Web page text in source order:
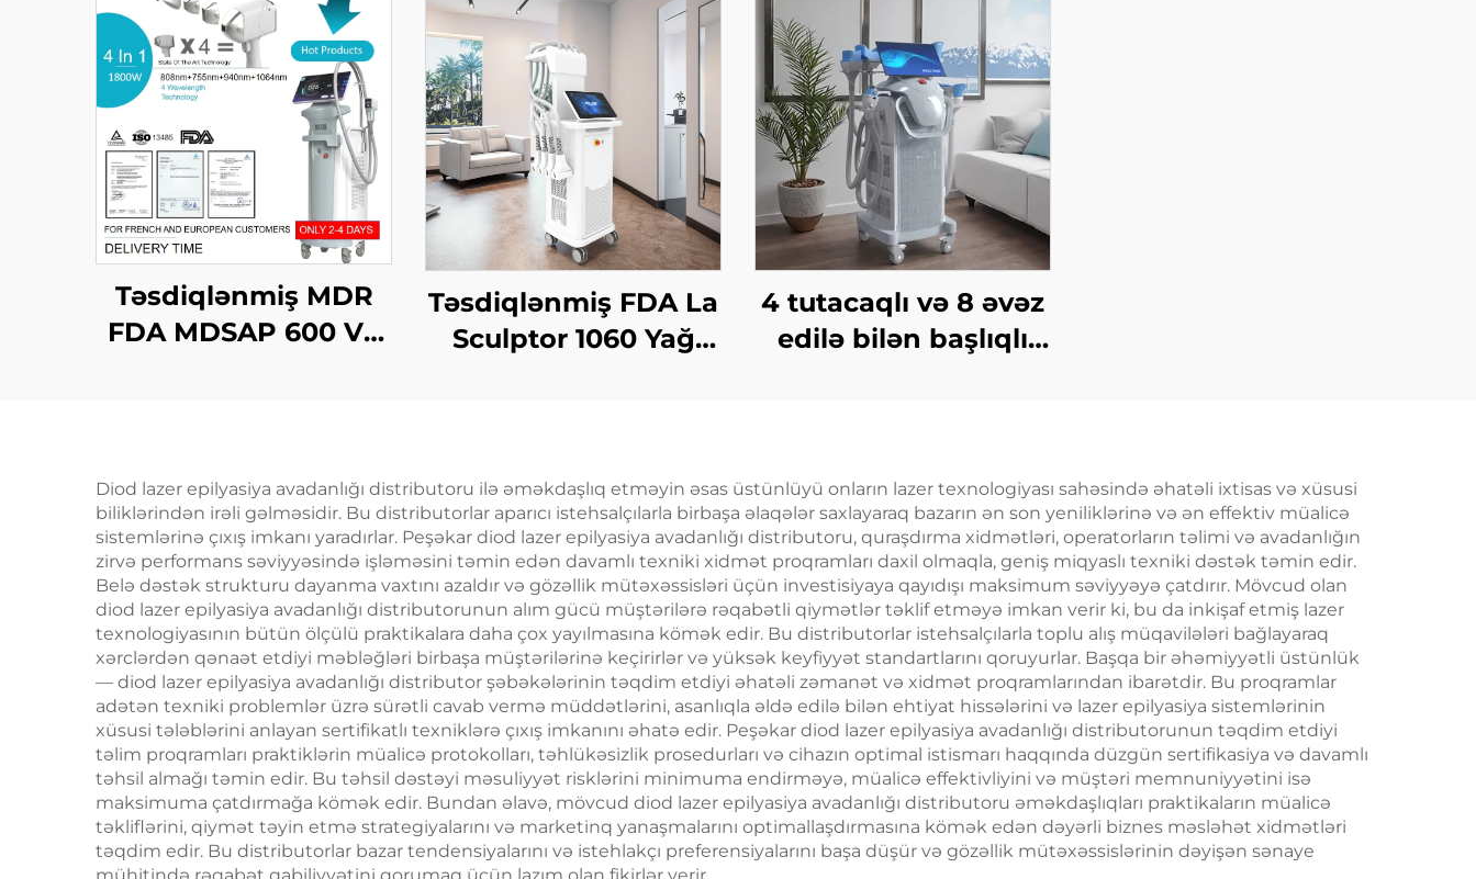
Təsdiqlənmiş MDR
FDA MDSAP 600 Vt,
nm, 808 nm, 940 nm,
1064 nm diod laser
saç çıxarma maşını
Təsdiqlənmiş FDA La
Sculptor 1060 Yağ
Yaradan Zəiflətmə
Maşını
4 tutacaqlı və 8 əvəz
edilə bilən başlıqlı
krioterapiya, çəki
itirmə kosmetik
maşın
Diod lazer epilyasiya avadanlığı distributoru ilə əməkdaşlıq etməyin əsas üstünlüyü onların lazer texnologiyası sahəsində əhatəli ixtisas və xüsusi
biliklərindən irəli gəlməsidir. Bu distributorlar aparıcı istehsalçılarla birbaşa əlaqələr saxlayaraq bazarın ən son yeniliklərinə və ən effektiv müalicə
sistemlərinə çıxış imkanı yaradırlar. Peşəkar diod lazer epilyasiya avadanlığı distributoru, quraşdırma xidmətləri, operatorların təlimi və avadanlığın
zirvə performans səviyyəsində işləməsini təmin edən davamlı texniki xidmət proqramları daxil olmaqla, geniş miqyaslı texniki dəstək təmin edir.
Belə dəstək strukturu dayanma vaxtını azaldır və gözəllik mütəxəssisləri üçün investisiyaya qayıdışı maksimum səviyyəyə çatdırır. Mövcud olan
diod lazer epilyasiya avadanlığı distributorunun alım gücü müştərilərə rəqabətli qiymətlər təklif etməyə imkan verir ki, bu da inkişaf etmiş lazer
texnologiyasının bütün ölçülü praktikalara daha çox yayılmasına kömək edir. Bu distributorlar istehsalçılarla toplu alış müqavilələri bağlayaraq
xərclərdən qənaət etdiyi məbləğləri birbaşa müştərilərinə keçirirlər və yüksək keyfiyyət standartlarını qoruyurlar. Başqa bir əhəmiyyətli üstünlük
— diod lazer epilyasiya avadanlığı distributor şəbəkələrinin təqdim etdiyi əhatəli zəmanət və xidmət proqramlarından ibarətdir. Bu proqramlar
adətən texniki problemlər üzrə sürətli cavab vermə müddətlərini, asanlıqla əldə edilə bilən ehtiyat hissələrini və lazer epilyasiya sistemlərinin
xüsusi tələblərini anlayan sertifikatlı texniklərə çıxış imkanını əhatə edir. Peşəkar diod lazer epilyasiya avadanlığı distributorunun təqdim etdiyi
təlim proqramları praktiklərin müalicə protokolları, təhlükəsizlik prosedurları və cihazın optimal istismarı haqqında düzgün sertifikasiya və davamlı
təhsil almağı təmin edir. Bu təhsil dəstəyi məsuliyyət risklərini minimuma endirməyə, müalicə effektivliyini və müştəri memnuniyyətini isə
maksimuma çatdırmağa kömək edir. Bundan əlavə, mövcud diod lazer epilyasiya avadanlığı distributoru əməkdaşlıqları praktikaların müalicə
təkliflərini, qiymət təyin etmə strategiyalarını və marketinq yanaşmalarını optimallaşdırmasına kömək edən dəyərli biznes məsləhət xidmətləri
təqdim edir. Bu distributorlar bazar tendensiyalarını və istehlakçı preferensiyalarını başa düşür və gözəllik mütəxəssislərinin dəyişən sənaye